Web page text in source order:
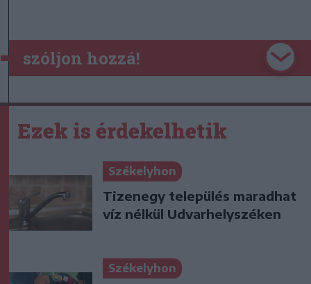
szóljon hozzá!
Ezek is érdekelhetik
Székelyhon
Tizenegy település maradhat
víz nélkül Udvarhelyszéken
Székelyhon